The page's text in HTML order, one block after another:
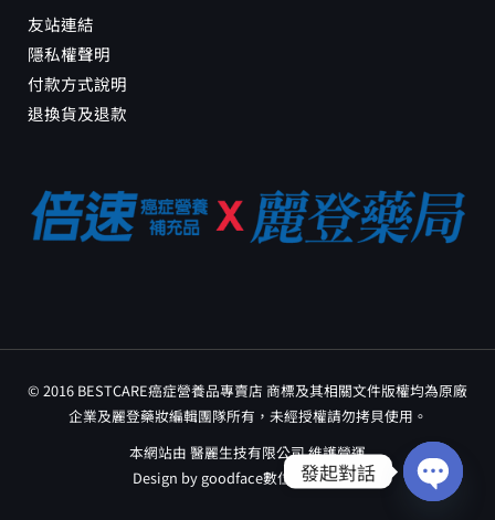
友站連結
隱私權聲明
付款方式說明
退換貨及退款
© 2016 BESTCARE癌症營養品專賣店 商標及其相關文件版權均為原廠
企業及麗登藥妝編輯團隊所有，未經授權請勿拷貝使用。
本網站由 醫麗生技有限公司 維護營運
Design by goodface數位行銷工作室
發起對話
OPEN